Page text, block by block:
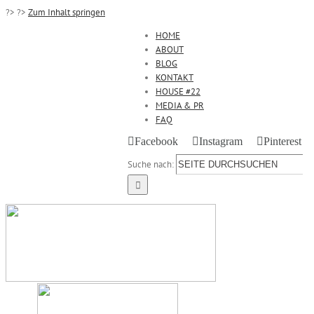
?> ?> Zum Inhalt springen
HOME
ABOUT
BLOG
KONTAKT
HOUSE #22
MEDIA & PR
FAQ
Facebook
Instagram Pinterest
Suche nach: